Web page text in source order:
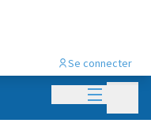
Menu
Se connecter